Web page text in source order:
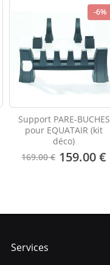
-6%
Support PARE-BUCHES
pour EQUATAIR (kit
déco)
169.00 € 159.00 €
Services